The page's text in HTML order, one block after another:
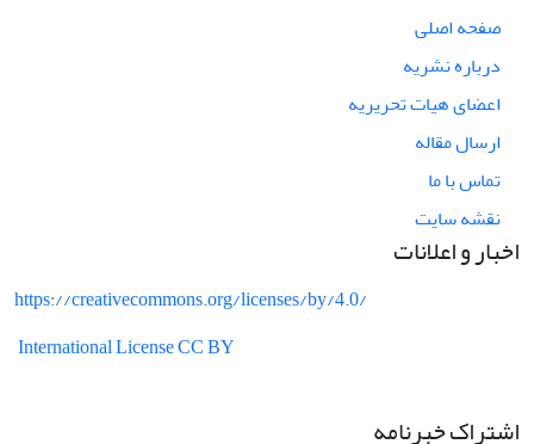
صفحه اصلی
درباره نشریه
اعضای هیات تحریریه
ارسال مقاله
تماس با ما
نقشه سایت
اخبار و اعلانات
https://creativecommons.org/licenses/by/4.0/
International License CC BY
اشتراک خبرنامه